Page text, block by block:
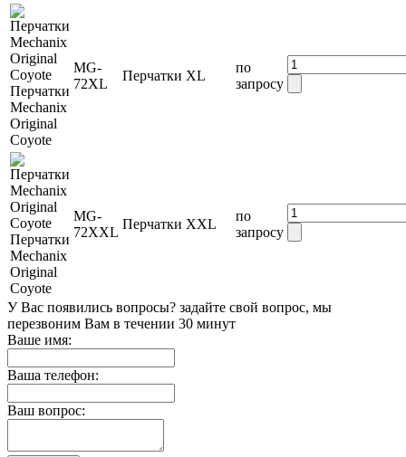
Перчатки
Mechanix
Original
Coyote
MG-
72XL
Перчатки XL
по
запросу
Перчатки
Mechanix
Original
Coyote
MG-
72XXL
Перчатки XXL
по
запросу
У Вас появились вопросы? задайте свой вопрос, мы
перезвоним Вам в течении 30 минут
Ваше имя:
Ваша телефон:
Ваш вопрос: